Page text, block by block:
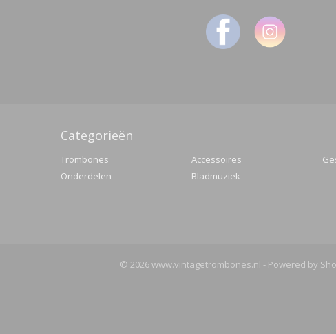
Categorieën
Trombones
Onderdelen
Accessoires
Bladmuziek
© 2026 www.vintagetrombones.nl - Powered by